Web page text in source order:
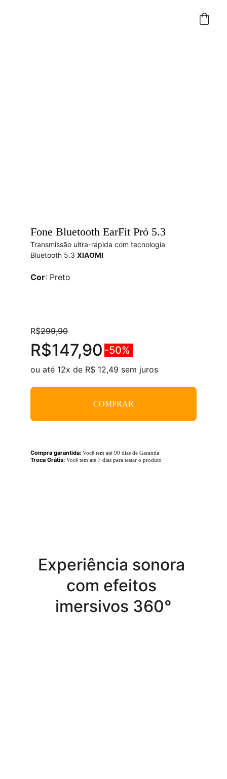
Transmissão ultra-rápida com tecnologia
Bluetooth 5.3 XIAOMI
COMPRAR
Fone Bluetooth EarFit Pró 5.3
R$147,90
Cor: Preto
R$299,90
ou até 12x de R$ 12,49 sem juros
-50%
Compra garantida: Você tem até 90 dias de Garantia
Troca Grátis: Você tem até 7 dias para testar o produto
Experiência sonora
com efeitos
imersivos 360°